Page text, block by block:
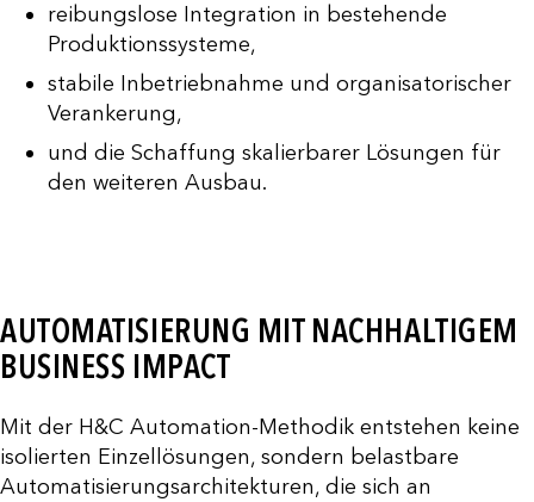
reibungslose Integration in bestehende
Produktionssysteme,
stabile Inbetriebnahme und organisatorischer
Verankerung,
und die Schaffung skalierbarer Lösungen für
den weiteren Ausbau.
AUTOMATISIERUNG MIT NACHHALTIGEM
BUSINESS IMPACT
Mit der H&C Automation-Methodik entstehen keine
isolierten Einzellösungen, sondern belastbare
Automatisierungsarchitekturen, die sich an